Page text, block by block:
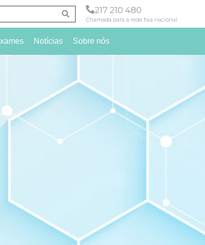
217 210 480
Chamada para a rede fixa nacional
Notícias Sobre nós